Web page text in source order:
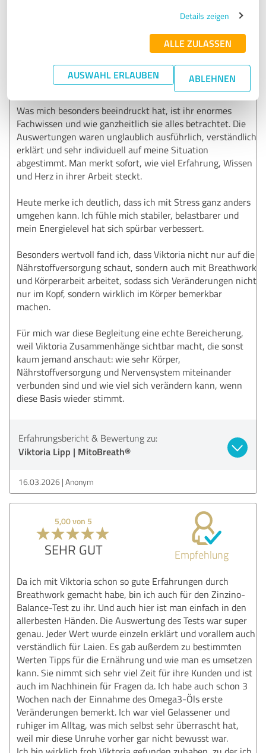
Details zeigen
ALLE ZULASSEN
AUSWAHL ERLAUBEN ABLEHNEN
Empfehlung
Ich war lange sehr müde, oft niedergeschlagen und habe
Krankheit reagiert hat. Seit der Begleitung durch Viktoria
hat sich vieles verändert.
Was mich besonders beeindruckt hat, ist ihr enormes
Fachwissen und wie ganzheitlich sie alles betrachtet. Die
Auswertungen waren unglaublich ausführlich, verständlich
erklärt und sehr individuell auf meine Situation
abgestimmt. Man merkt sofort, wie viel Erfahrung, Wissen
und Herz in ihrer Arbeit steckt.
Heute merke ich deutlich, dass ich mit Stress ganz anders
umgehen kann. Ich fühle mich stabiler, belastbarer und
mein Energielevel hat sich spürbar verbessert.
Besonders wertvoll fand ich, dass Viktoria nicht nur auf die
Nährstoffversorgung schaut, sondern auch mit Breathwork
und Körperarbeit arbeitet, sodass sich Veränderungen nicht
nur im Kopf, sondern wirklich im Körper bemerkbar
machen.
Für mich war diese Begleitung eine echte Bereicherung,
weil Viktoria Zusammenhänge sichtbar macht, die sonst
kaum jemand anschaut: wie sehr Körper,
Nährstoffversorgung und Nervensystem miteinander
verbunden sind und wie viel sich verändern kann, wenn
diese Basis wieder stimmt.
Erfahrungsbericht & Bewertung zu:
Viktoria Lipp | MitoBreath®
16.03.2026 Anonym
5,00 von 5
SEHR GUT Empfehlung
Da ich mit Viktoria schon so gute Erfahrungen durch
Breathwork gemacht habe, bin ich auch für den Zinzino-
Balance-Test zu ihr. Und auch hier ist man einfach in den
allerbesten Händen. Die Auswertung des Tests war super
genau. Jeder Wert wurde einzeln erklärt und vorallem auch
verständlich für Laien. Es gab außerdem zu bestimmten
Werten Tipps für die Ernährung und wie man es umsetzen
kann. Sie nimmt sich sehr viel Zeit für ihre Kunden und ist
auch im Nachhinein für Fragen da. Ich habe auch schon 3
Wochen nach der Einnahme des Omega3-Öls erste
Veränderungen bemerkt. Ich war viel Gelassener und
ruhiger im Alltag, was mich selbst sehr überrascht hat,
weil mir diese Unruhe vorher gar nicht bewusst war.